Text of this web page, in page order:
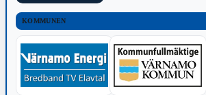
KOMMUNEN